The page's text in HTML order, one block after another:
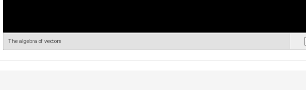
The algebra of vectors